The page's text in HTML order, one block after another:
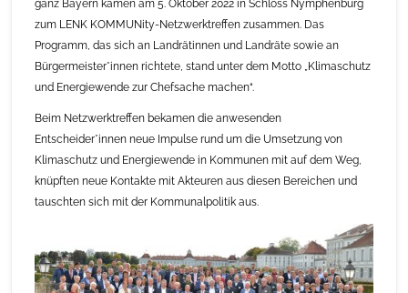
ganz Bayern kamen am 5. Oktober 2022 in Schloss Nymphenburg
zum LENK KOMMUNity-Netzwerktreffen zusammen. Das
Programm, das sich an Landrätinnen und Landräte sowie an
Bürgermeister*innen richtete, stand unter dem Motto „Klimaschutz
und Energiewende zur Chefsache machen“.
Beim Netzwerktreffen bekamen die anwesenden
Entscheider*innen neue Impulse rund um die Umsetzung von
Klimaschutz und Energiewende in Kommunen mit auf dem Weg,
knüpften neue Kontakte mit Akteuren aus diesen Bereichen und
tauschten sich mit der Kommunalpolitik aus.